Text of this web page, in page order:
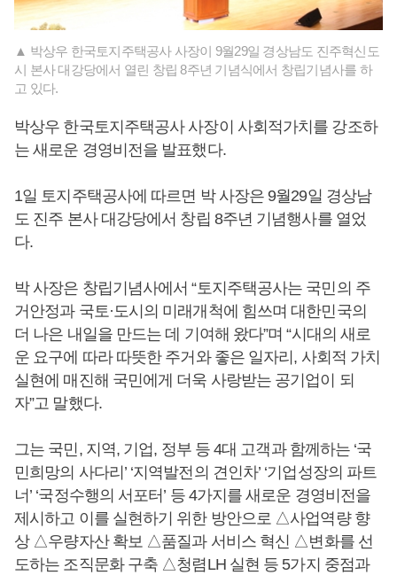
▲ 박상우 한국토지주택공사 사장이 9월29일 경상남도 진주혁신도
시 본사 대강당에서 열린 창립 8주년 기념식에서 창립기념사를 하
고 있다.
박상우 한국토지주택공사 사장이 사회적가치를 강조하
는 새로운 경영비전을 발표했다.
1일 토지주택공사에 따르면 박 사장은 9월29일 경상남
도 진주 본사 대강당에서 창립 8주년 기념행사를 열었
다.
박 사장은 창립기념사에서 “토지주택공사는 국민의 주
거안정과 국토·도시의 미래개척에 힘쓰며 대한민국의
더 나은 내일을 만드는 데 기여해 왔다”며 “시대의 새로
운 요구에 따라 따뜻한 주거와 좋은 일자리, 사회적 가치
실현에 매진해 국민에게 더욱 사랑받는 공기업이 되
자”고 말했다.
그는 국민, 지역, 기업, 정부 등 4대 고객과 함께하는 ‘국
민희망의 사다리’ ‘지역발전의 견인차’ ‘기업성장의 파트
너’ ‘국정수행의 서포터’ 등 4가지를 새로운 경영비전을
제시하고 이를 실현하기 위한 방안으로 △사업역량 향
상 △우량자산 확보 △품질과 서비스 혁신 △변화를 선
도하는 조직문화 구축 △청렴LH 실현 등 5가지 중점과